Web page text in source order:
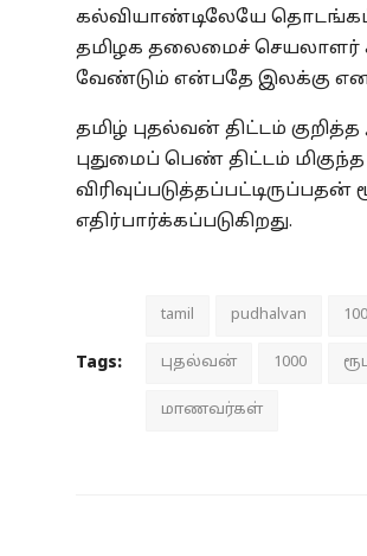
கல்வியாண்டிலேயே
தமிழக தலைமைச் செயலாளர்
வேண்டும் என்பதே இலக்கு என
தமிழ் புதல்வன் திட்டம்
புதுமைப் பெண் திட்டம்
எதிர்பார்க்கப்படுகிறது.
Tags:
tamil pudhalvan
புதல்வன் 1000
மாணவர்கள்